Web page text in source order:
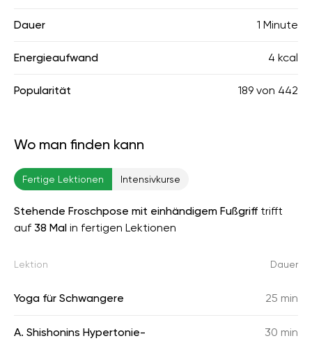
Dauer 1 Minute
Energieaufwand 4 kcal
Popularität 189 von 442
Wo man finden kann
Fertige Lektionen Intensivkurse
Stehende Froschpose mit einhändigem Fußgriff trifft
auf 38 Mal in fertigen Lektionen
Lektion Dauer
Yoga für Schwangere 25 min
A. Shishonins Hypertonie-
30 min